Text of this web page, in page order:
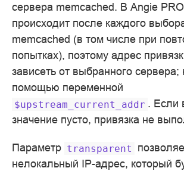
сервера memcached. В Angie
происходит после каждого
memcached (в том числе при
попытках), поэтому адрес
зависеть от выбранного
помощью переменной
$upstream_current_addr . Если
значение пусто, привязка не
Параметр transparent
нелокальный IP-aдрес, который